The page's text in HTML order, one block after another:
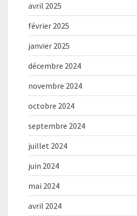
avril 2025
février 2025
janvier 2025
décembre 2024
novembre 2024
octobre 2024
septembre 2024
juillet 2024
juin 2024
mai 2024
avril 2024